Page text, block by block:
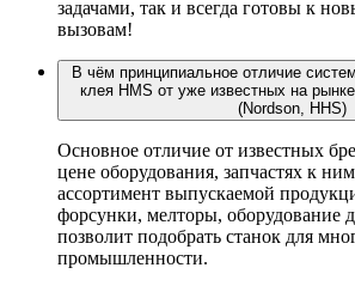
задачами, так и всегда готовы к
вызовам!
В чём принципиальное отличие
клея HMS от уже известных на
(Nordson, HHS)
Основное отличие от известных
цене оборудования, запчастях к
ассортимент выпускаемой
форсунки, мелторы, оборудование
позволит подобрать станок для
промышленности.